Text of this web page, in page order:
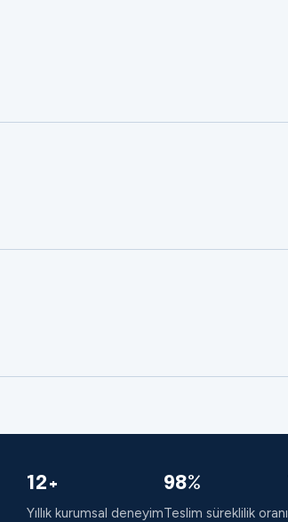
12+
Yıllık kurumsal deneyim
98%
Teslim süreklilik oranı